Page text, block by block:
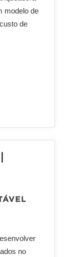
modelo de
de
no